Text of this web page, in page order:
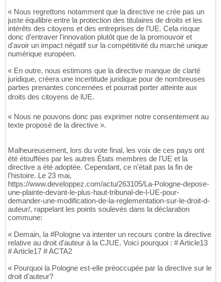
« Nous regrettons notamment que la directive ne crée pas un
juste équilibre entre la protection des titulaires de droits et les
intérêts des citoyens et des entreprises de l'UE. Cela risque
donc d'entraver l'innovation plutôt que de la promouvoir et
d'avoir un impact négatif sur la compétitivité du marché unique
numérique européen.
« En outre, nous estimons que la directive manque de clarté
juridique, créera une incertitude juridique pour de nombreuses
parties prenantes concernées et pourrait porter atteinte aux
droits des citoyens de lUE.
« Nous ne pouvons donc pas exprimer notre consentement au
texte proposé de la directive ».
Malheureusement, lors du vote final, les voix de ces pays ont
été étouffées par les autres États membres de l'UE et la
directive a été adoptée. Cependant, ce n'était pas la fin de
l'histoire. Le 23 mai,
https://www.developpez.com/actu/263105/La-Pologne-depose-
une-plainte-devant-le-plus-haut-tribunal-de-l-UE-pour-
demander-une-modification-de-la-reglementation-sur-le-droit-d-
auteur/, rappelant les points soulevés dans la déclaration
commune:
« Demain, la #Pologne va intenter un recours contre la directive
relative au droit d'auteur à la CJUE. Voici pourquoi : # Article13
# Article17 # ACTA2
« Pourquoi la Pologne est-elle préoccupée par la directive sur le
droit d'auteur?